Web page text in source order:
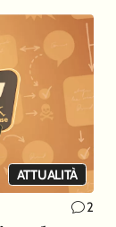
ATTUALITÀ
2